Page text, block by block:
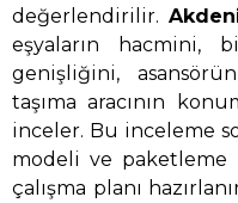
değerlendirilir.
eşyaların hacmini,
genişliğini,
taşıma aracının
inceler. Bu inceleme
modeli ve
çalışma planı